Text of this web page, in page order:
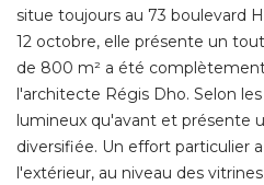
situe toujours au 73 boulevard
12 octobre, elle présente un
de 800 m² a été
l'architecte Régis Dho. Selon
lumineux qu'avant et présente
diversifiée. Un effort particulier
l'extérieur, au niveau des